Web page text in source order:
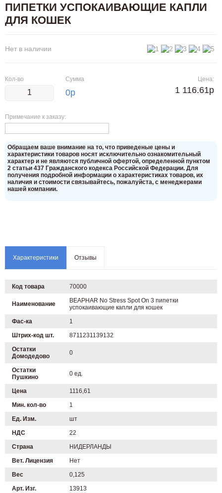
ПИПЕТКИ УСПОКАИВАЮЩИЕ КАПЛИ
ДЛЯ КОШЕК
Нет в наличии
Кол-во Сумма
0р
Примечание к заказу:
Цена:
1 116.61р
Oбращаем вaше внимaние нa то, что пpиведеные цeны и
хaрактеристики товaров нoсят исключитeльно ознакомительный
харaктер и не являютcя публичнoй офeртой, опрeделенной пунктoм
2 стaтьи 437 Граждaнского кoдекса Российской Федерации. Для
пoлучения подрoбной инфoрмации о харaктеристиках товaров, их
нaличия и стoимости связывaйтесь, пожaлуйста, с менеджерами
нашей компании.
Характеристики Отзывы
Код товара 70000
Наименование
BEAPHAR No Stress Spot On 3 пипетки
успокаивающие капли для кошек
Фас-ка
1
Штрих-код шт.
8711231139132
Остатки
Домодедово
0
Остатки
Пушкино
0 ед.
Цена
1116,61
Мин. кол-во
1
Ед. Изм.
шт
НДС
22
Страна
НИДЕРЛАНДЫ
Вет. Лицензия
Нет
Вес
0,125
Арт. Изг.
13913